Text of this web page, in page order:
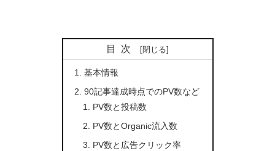
目次
基本情報
90記事達成時点でのPV数など
PV数と投稿数
PV数とOrganic流入数
PV数と広告クリック率